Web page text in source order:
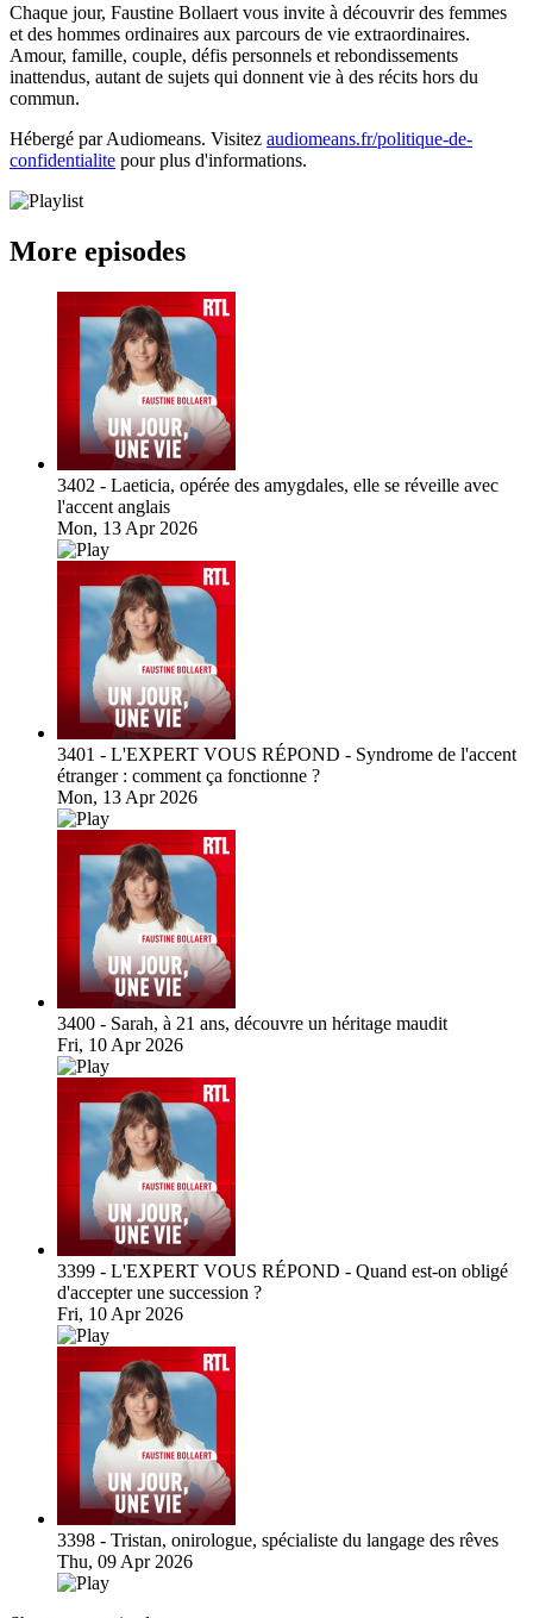
Chaque jour, Faustine Bollaert vous invite à découvrir des femmes
et des hommes ordinaires aux parcours de vie extraordinaires.
Amour, famille, couple, défis personnels et rebondissements
inattendus, autant de sujets qui donnent vie à des récits hors du
commun.
Hébergé par Audiomeans. Visitez audiomeans.fr/politique-de-
confidentialite pour plus d'informations.
More episodes
3402 - Laeticia, opérée des amygdales, elle se réveille avec
l'accent anglais
Mon, 13 Apr 2026
3401 - L'EXPERT VOUS RÉPOND - Syndrome de l'accent
étranger : comment ça fonctionne ?
Mon, 13 Apr 2026
3400 - Sarah, à 21 ans, découvre un héritage maudit
Fri, 10 Apr 2026
3399 - L'EXPERT VOUS RÉPOND - Quand est-on obligé
d'accepter une succession ?
Fri, 10 Apr 2026
3398 - Tristan, onirologue, spécialiste du langage des rêves
Thu, 09 Apr 2026